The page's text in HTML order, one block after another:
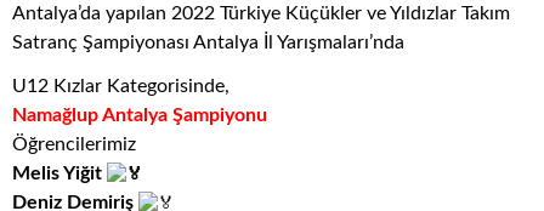
Antalya’da yapılan 2022 Türkiye Küçükler ve Yıldızlar Takım
Satranç Şampiyonası Antalya İl Yarışmaları’nda
U12 Kızlar Kategorisinde,
Namağlup Antalya Şampiyonu
Öğrencilerimiz
Melis Yiğit
Deniz Demiriş